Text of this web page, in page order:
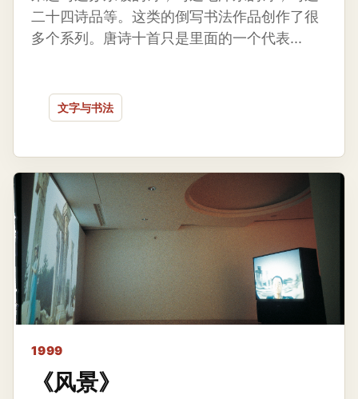
二十四诗品等。这类的倒写书法作品创作了很
多个系列。唐诗十首只是里面的一个代表...
文字与书法
1999
《风景》